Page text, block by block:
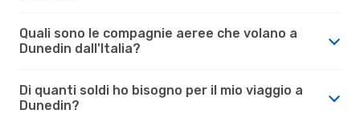
Quali sono le compagnie aeree che volano a
Dunedin dall'Italia?
Di quanti soldi ho bisogno per il mio viaggio a
Dunedin?